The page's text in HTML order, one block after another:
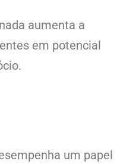
aumenta a
em potencial
um papel